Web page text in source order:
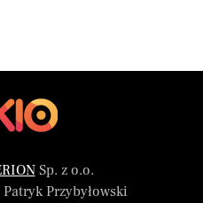
Sp. z o.o.
Patryk Przybyłowski